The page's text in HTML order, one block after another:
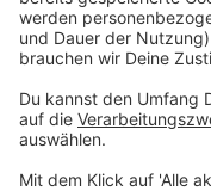
Erstattung.
Problem: Es gilt
man die Frage nicht
Schattenkirchner.
Anzeige